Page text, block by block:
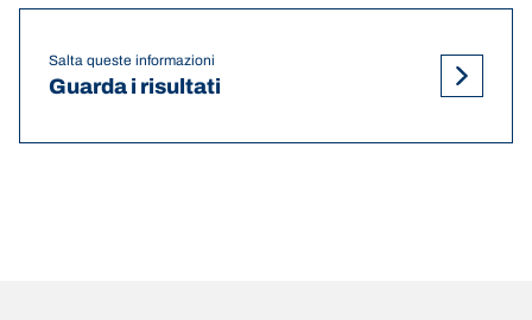
Salta queste informazioni
Guarda i risultati